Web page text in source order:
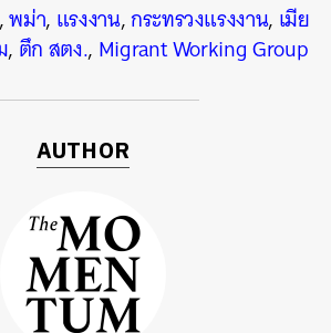
,พม่า, แรงงาน,กระทรวงแรงงาน, เมีย
, ตึก สตง., Migrant Working Group
AUTHOR